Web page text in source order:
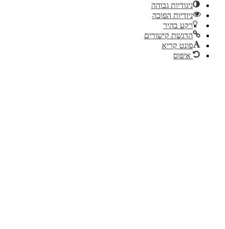
ניגודיות גבוהה
ניודיות הפוכה
רקע בהיר
הדגשת קישורים
פונט קריא
איפוס